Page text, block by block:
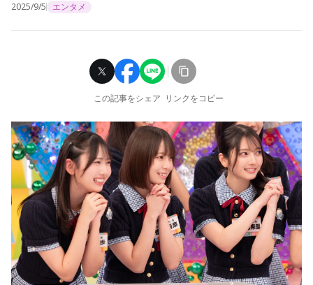
2025/9/5 エンタメ
この記事をシェア リンクをコピー